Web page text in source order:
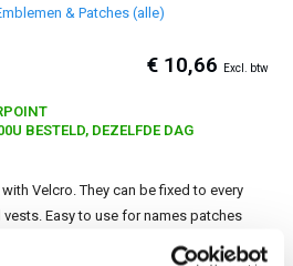
& Patches (alle)
€ 10,66 Excl. btw
BESTELD, DEZELFDE DAG
Velcro. They can be fixed to every
Easy to use for names patches